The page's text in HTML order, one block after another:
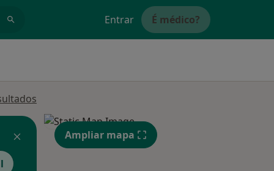
Entrar É médico?
Ampliar mapa